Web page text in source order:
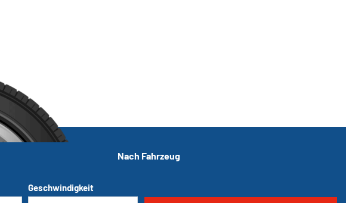
Nach Fahrzeug
Geschwindigkeit